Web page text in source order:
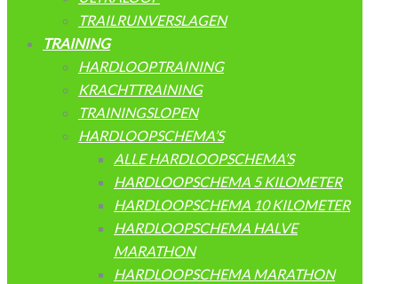
TRAILRUNVERSLAGEN
TRAINING
HARDLOOPTRAINING
KRACHTTRAINING
TRAININGSLOPEN
HARDLOOPSCHEMA’S
ALLE HARDLOOPSCHEMA’S
HARDLOOPSCHEMA 5 KILOMETER
HARDLOOPSCHEMA 10 KILOMETER
HARDLOOPSCHEMA HALVE
MARATHON
HARDLOOPSCHEMA MARATHON